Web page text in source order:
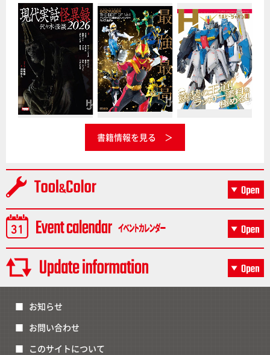
書籍情報を見る
お知らせ
お問い合わせ
このサイトについて